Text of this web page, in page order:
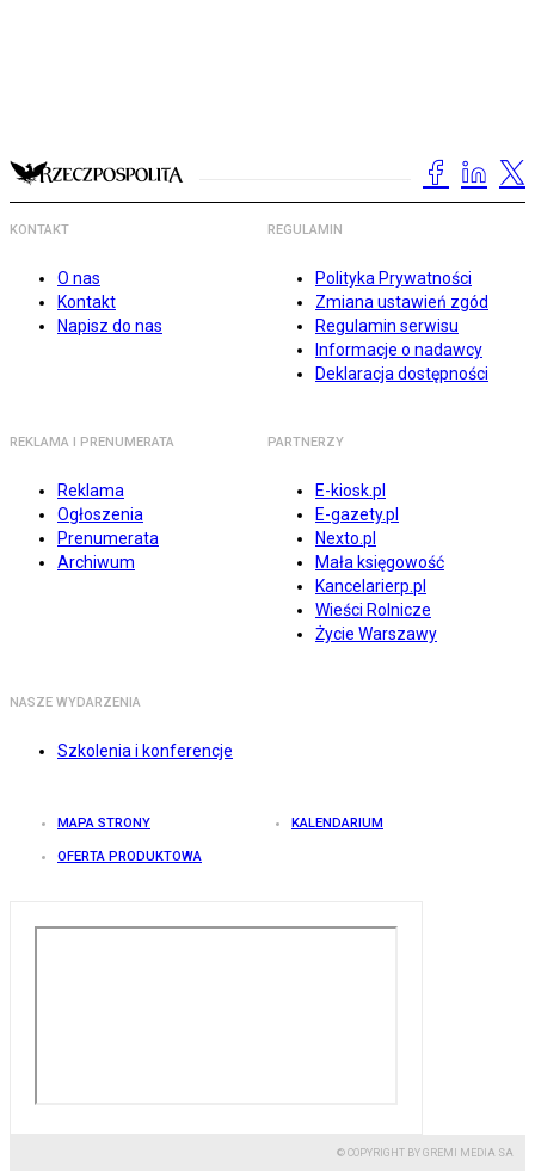
KONTAKT
O nas
Kontakt
Napisz do nas
REGULAMIN
Polityka Prywatności
Zmiana ustawień zgód
Regulamin serwisu
Informacje o nadawcy
Deklaracja dostępności
REKLAMA I PRENUMERATA
Reklama
Ogłoszenia
Prenumerata
Archiwum
PARTNERZY
E-kiosk.pl
E-gazety.pl
Nexto.pl
Mała księgowość
Kancelarierp.pl
Wieści Rolnicze
Życie Warszawy
NASZE WYDARZENIA
Szkolenia i konferencje
MAPA STRONY KALENDARIUM
OFERTA PRODUKTOWA
© COPYRIGHT BY GREMI MEDIA SA